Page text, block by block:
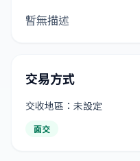
暫無描述
交易方式
交收地區：未設定
面交